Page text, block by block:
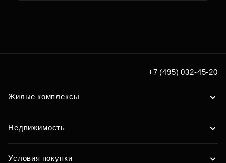
+7 (495) 032-45-20
Жилые комплексы
Недвижимость
Условия покупки